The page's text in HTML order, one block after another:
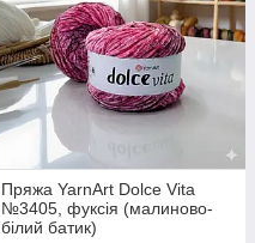
Пряжа YarnArt Dolce Vita
№3405, фуксія (малиново-
білий батик)